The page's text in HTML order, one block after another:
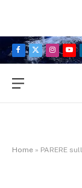
Facebook
X
Home » PARERE sulla